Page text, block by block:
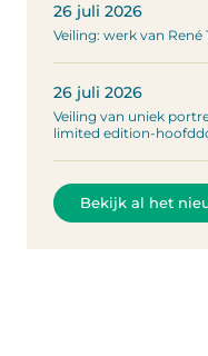
26 juli 2026
Veiling: werk van René
26 juli 2026
Veiling van uniek
limited edition-
Bekijk al het